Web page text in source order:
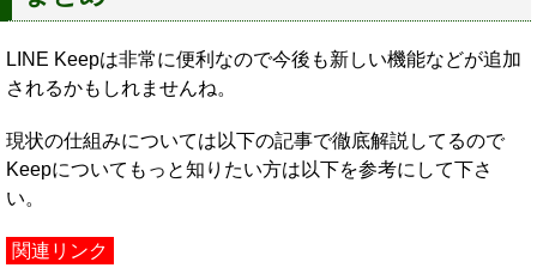
LINE Keepは非常に便利なので今後も新しい機能などが追加
されるかもしれませんね。
現状の仕組みについては以下の記事で徹底解説してるので
Keepについてもっと知りたい方は以下を参考にして下さ
い。
関連リンク